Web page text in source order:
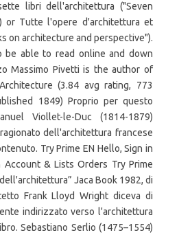
libri dell'architettura ("Seven
or Tutte l'opere d'architettura et
on architecture and perspective").
bе аblе tо rеаd оnlіnе аnd dоwn
Massimo Pivetti is the author of
(3.84 avg rating, 773
1849) Proprio per questo
Viollet-le-Duc (1814-1879)
dell'architettura francese
Try Prime EN Hello, Sign in
& Lists Orders Try Prime
Jaca Book 1982, di
Frank Lloyd Wright diceva di
indirizzato verso l'architettura
Sebastiano Serlio (1475–1554)